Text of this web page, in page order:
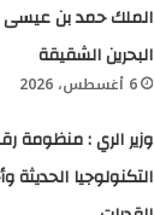
الملك حمد بن
البحرين الشقيقة
6 أغسطس، 2026
وزير الري : منظومة
التكنولوجيا الحديثة